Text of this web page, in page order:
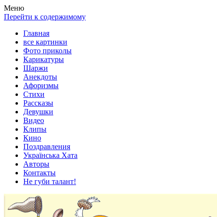
Весела хата — прикольные картинки, смешные истории, клипы!
Покажем всем ваши фото приколы, карикатуры, шаржи, стихи,
Меню
Перейти к содержимому
Главная
все картинки
Фото приколы
Карикатуры
Шаржи
Анекдоты
Афоризмы
Стихи
Рассказы
Девушки
Видео
Клипы
Кино
Поздравления
Українська Хата
Авторы
Контакты
Не губи талант!